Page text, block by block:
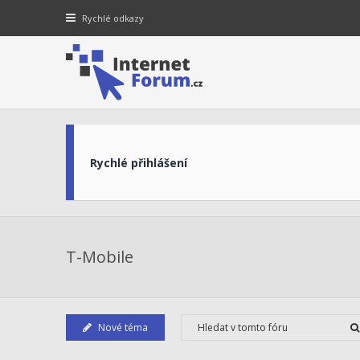
Rychlé odkazy
Rychlé přihlášení
T-Mobile
Nové téma